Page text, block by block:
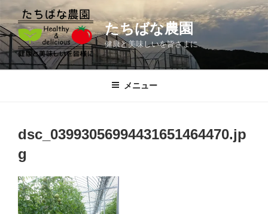
ン
テ
ン
ツ
たちばな農園
健康と美味しいを皆さまに
メニュー
dsc_03993056994431651464470.jp
g